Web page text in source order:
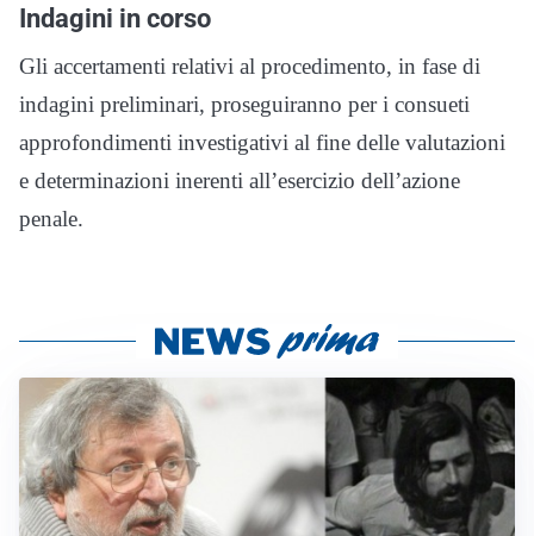
Indagini in corso
Gli accertamenti relativi al procedimento, in fase di
indagini preliminari, proseguiranno per i consueti
approfondimenti investigativi al fine delle valutazioni
e determinazioni inerenti all’esercizio dell’azione
penale.